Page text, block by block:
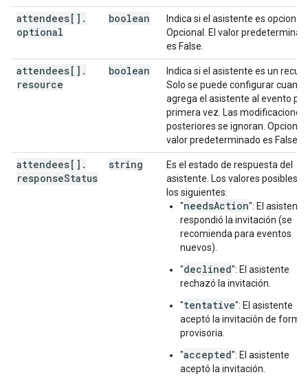
attendees[] .
optional
boolean
Indica si el asistente es opcional.
Opcional. El valor
es False.
attendees[] .
resource
boolean
Indica si el asistente es un
Solo se puede configurar
agrega el asistente al evento por
primera vez. Las modificaciones
posteriores se ignoran. Opcional.
valor predeterminado es False.
attendees[] .
responseStatus
string
Es el estado de respuesta del
asistente. Los valores posibles
los siguientes:
"needsAction": El
respondió la invitación (se
recomienda para eventos
nuevos).
"declined": El asistente
rechazó la invitación.
"tentative": El asistente
aceptó la invitación de forma
provisoria.
"accepted": El asistente
aceptó la invitación.